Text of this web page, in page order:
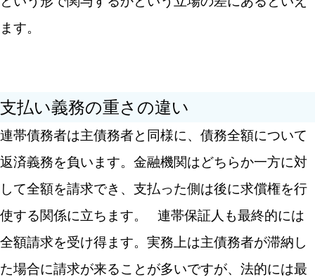
ます。
支払い義務の重さの違い
連帯債務者は主債務者と同様に、債務全額について
返済義務を負います。金融機関はどちらか一方に対
して全額を請求でき、支払った側は後に求償権を行
使する関係に立ちます。
連帯保証人も最終的には
全額請求を受け得ます。実務上は主債務者が滞納し
た場合に請求が来ることが多いですが、法的には最